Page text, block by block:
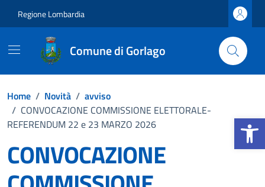
Apri la
Regione Lombardia
Comune di Gorlago
Home / Novità / avviso
/ CONVOCAZIONE COMMISSIONE ELETTORALE-
REFERENDUM 22 e 23 MARZO 2026
CONVOCAZIONE